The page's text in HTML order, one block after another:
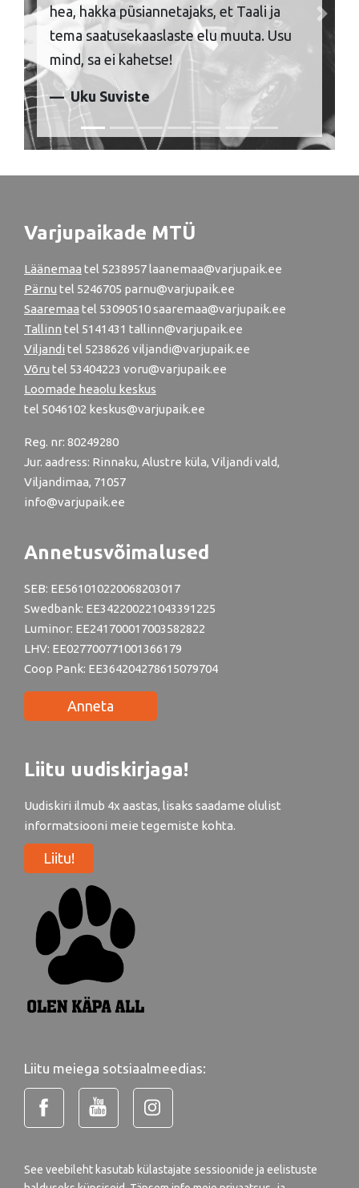
hea, hakka püsiannetajaks, et Taali ja
tema saatusekaaslaste elu muuta. Usu
mind, sa ei kahetse!
Uku Suviste
Previous Next
Varjupaikade MTÜ
Läänemaa tel 5238957 laanemaa@varjupaik.ee
Pärnu tel 5246705 parnu@varjupaik.ee
Saaremaa tel 53090510 saaremaa@varjupaik.ee
Tallinn tel 5141431 tallinn@varjupaik.ee
Viljandi tel 5238626 viljandi@varjupaik.ee
Võru tel 53404223 voru@varjupaik.ee
Loomade heaolu keskus
tel 5046102 keskus@varjupaik.ee
Reg. nr: 80249280
Jur. aadress: Rinnaku, Alustre küla, Viljandi vald,
Viljandimaa, 71057
info@varjupaik.ee
Annetusvõimalused
SEB: EE561010220068203017
Swedbank: EE342200221043391225
Luminor: EE241700017003582822
LHV: EE027700771001366179
Coop Pank: EE364204278615079704
Anneta
Liitu uudiskirjaga!
Uudiskiri ilmub 4x aastas, lisaks saadame olulist
informatsiooni meie tegemiste kohta.
Liitu!
Liitu meiega sotsiaalmeedias:
See veebileht kasutab külastajate sessioonide ja eelistuste